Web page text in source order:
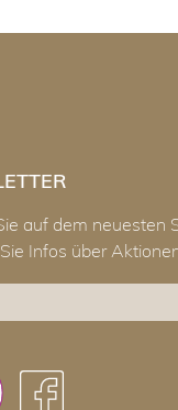
auf dem
Infos über